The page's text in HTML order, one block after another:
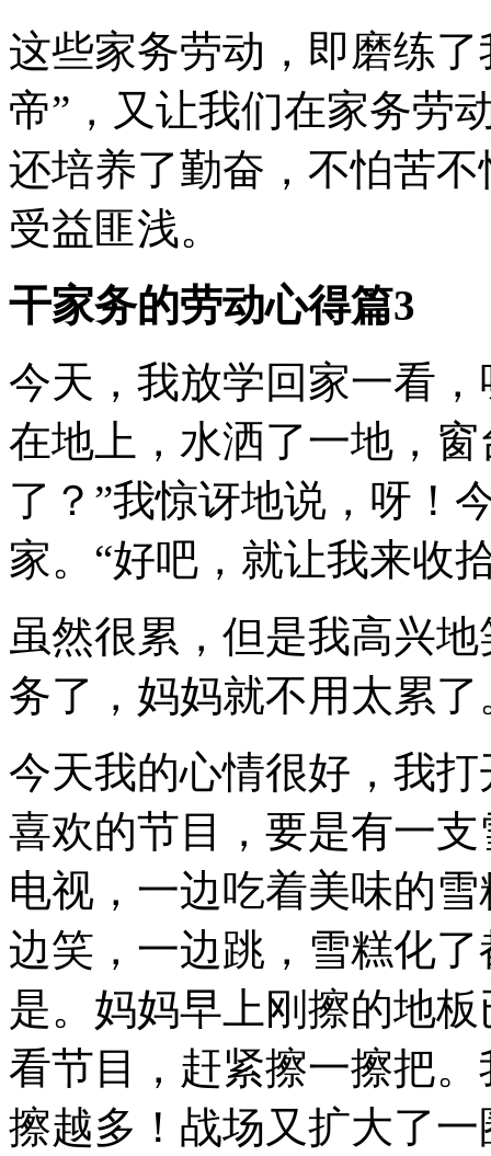
这些家务劳动，即磨练
帝”，又让我们在家务劳
还培养了勤奋，不怕苦
受益匪浅。
干家务的劳动心得篇3
今天，我放学回家一看
在地上，水洒了一地，
了？”我惊讶地说，呀！
家。“好吧，就让我来收
虽然很累，但是我高兴
务了，妈妈就不用太累了
今天我的心情很好，我
喜欢的节目，要是有一
电视，一边吃着美味的
边笑，一边跳，雪糕化
是。妈妈早上刚擦的地
看节目，赶紧擦一擦把
擦越多！战场又扩大了